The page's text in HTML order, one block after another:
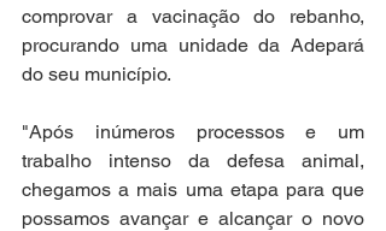
comprovar a vacinação do rebanho,
procurando uma unidade da Adepará
do seu município.
"Após inúmeros processos e um
trabalho intenso da defesa animal,
chegamos a mais uma etapa para que
possamos avançar e alcançar o novo